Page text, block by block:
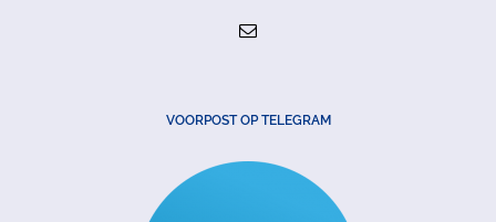
VOORPOST OP TELEGRAM